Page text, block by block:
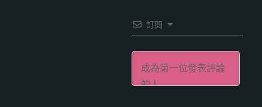
訂閱